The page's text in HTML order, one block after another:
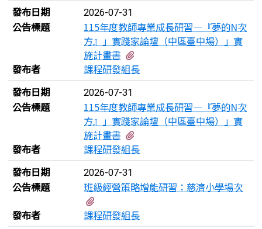
發布日期
2026-07-31
公告標題
115年度教師專業成長研習—『夢的N次
方』」實踐家論壇（中區臺中場）」實
施計畫書
發布者
課程研發組長
發布日期
2026-07-31
公告標題
115年度教師專業成長研習—『夢的N次
方』」實踐家論壇（中區臺中場）」實
施計畫書
發布者
課程研發組長
發布日期
2026-07-31
公告標題
班級經營策略增能研習：慈濟小學場次
發布者
課程研發組長